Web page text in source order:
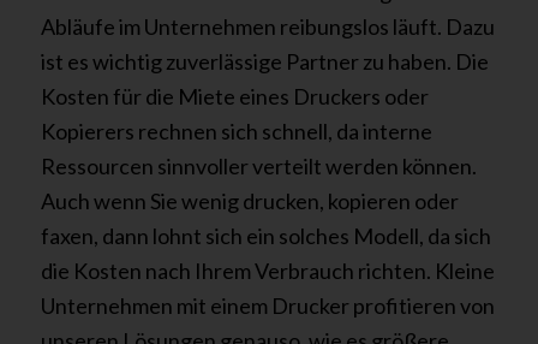
Abläufe im Unternehmen reibungslos läuft. Dazu
ist es wichtig zuverlässige Partner zu haben. Die
Kosten für die Miete eines Druckers oder
Kopierers rechnen sich schnell, da interne
Ressourcen sinnvoller verteilt werden können.
Auch wenn Sie wenig drucken, kopieren oder
faxen, dann lohnt sich ein solches Modell, da sich
die Kosten nach Ihrem Verbrauch richten. Kleine
Unternehmen mit einem Drucker profitieren von